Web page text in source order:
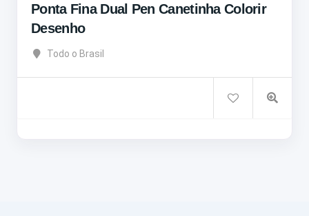
Ponta Fina Dual Pen Canetinha Colorir
Desenho
Todo o Brasil